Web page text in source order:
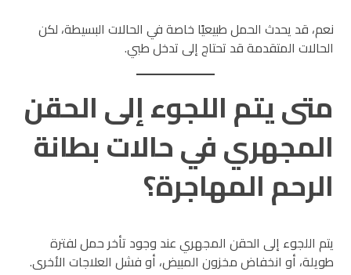
نعم، قد يحدث الحمل طبيعيًا خاصة في الحالات البسيطة، لكن
الحالات المتقدمة قد تحتاج إلى تدخل طبي.
متى يتم اللجوء إلى الحقن
المجهري في حالات بطانة
الرحم المهاجرة؟
يتم اللجوء إلى الحقن المجهري عند وجود تأخر حمل لفترة
طويلة، أو انخفاض مخزون المبيض، أو فشل العلاجات الأخرى.